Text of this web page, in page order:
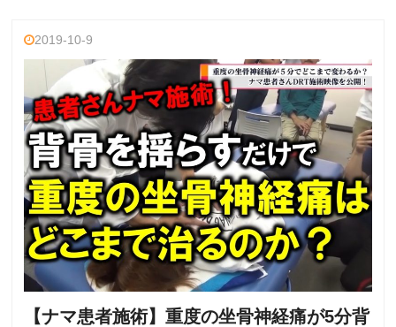
2019-10-9
【ナマ患者施術】重度の坐骨神経痛が5分背